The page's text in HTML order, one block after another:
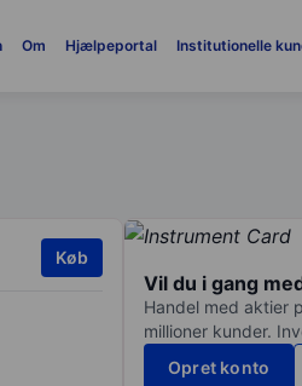
Om Hjælpeportal Institutionelle
Køb
Vil du i gang
Handel med aktier
millioner kunder.
Opret konto